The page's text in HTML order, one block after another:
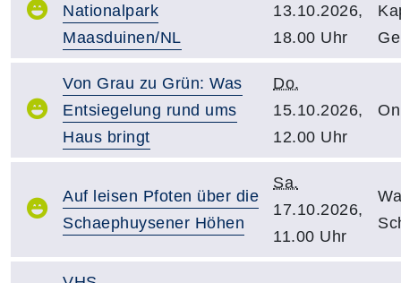
Nationalpark
Maasduinen/NL
13.10.2026,
18.00 Uhr
Von Grau zu Grün: Was
Entsiegelung rund ums
Haus bringt
Do.
15.10.2026,
12.00 Uhr
Auf leisen Pfoten über die
Schaephuysener Höhen
Sa.
17.10.2026,
11.00 Uhr